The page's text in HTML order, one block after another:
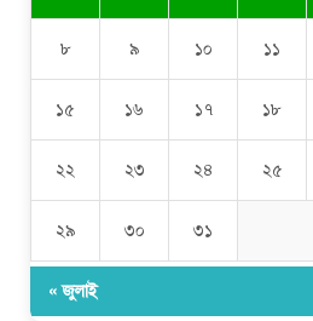
৮ ৯ ১০ ১১
১৫ ১৬ ১৭ ১৮
২২ ২৩ ২৪ ২৫
২৯ ৩০ ৩১
« জুলাই